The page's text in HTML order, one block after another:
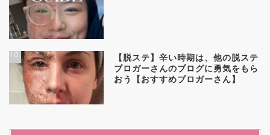
10
【脱ステ】辛い時期は、他の脱ステ
ブロガーさんのブログに勇気をもら
おう【おすすめブロガーさん】